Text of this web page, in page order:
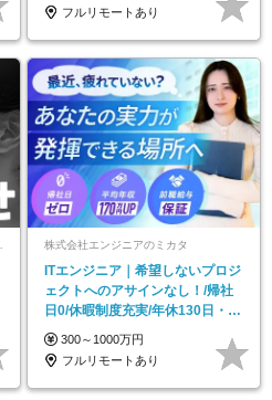
フルリモートあり
株式会社エンジニアのミカタ
ITエンジニア｜希望しないプロジ
ェクトへのアサインなし！/帰社
日0/休暇制度充実/年休130日・残
業ほぼなし
300～1000万円
フルリモートあり